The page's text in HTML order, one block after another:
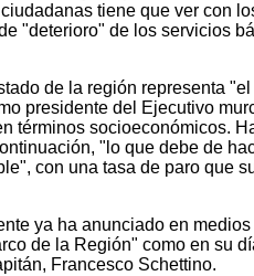
tiene que ver con
"deterioro" de los servicios
de la región representa
presidente del Ejecutivo
términos socioeconómicos.
"lo que debe de
con una tasa de paro que
ya ha anunciado en
de la Región" como en su
Francesco Schettino.